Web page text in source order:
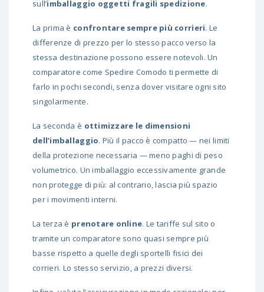
sull’imballaggio oggetti fragili spedizione.
La prima è confrontare sempre più corrieri. Le
differenze di prezzo per lo stesso pacco verso la
stessa destinazione possono essere notevoli. Un
comparatore come Spedire Comodo ti permette di
farlo in pochi secondi, senza dover visitare ogni sito
singolarmente.
La seconda è ottimizzare le dimensioni
dell’imballaggio. Più il pacco è compatto — nei limiti
della protezione necessaria — meno paghi di peso
volumetrico. Un imballaggio eccessivamente grande
non protegge di più: al contrario, lascia più spazio
per i movimenti interni.
La terza è prenotare online. Le tariffe sul sito o
tramite un comparatore sono quasi sempre più
basse rispetto a quelle degli sportelli fisici dei
corrieri. Lo stesso servizio, a prezzi diversi.